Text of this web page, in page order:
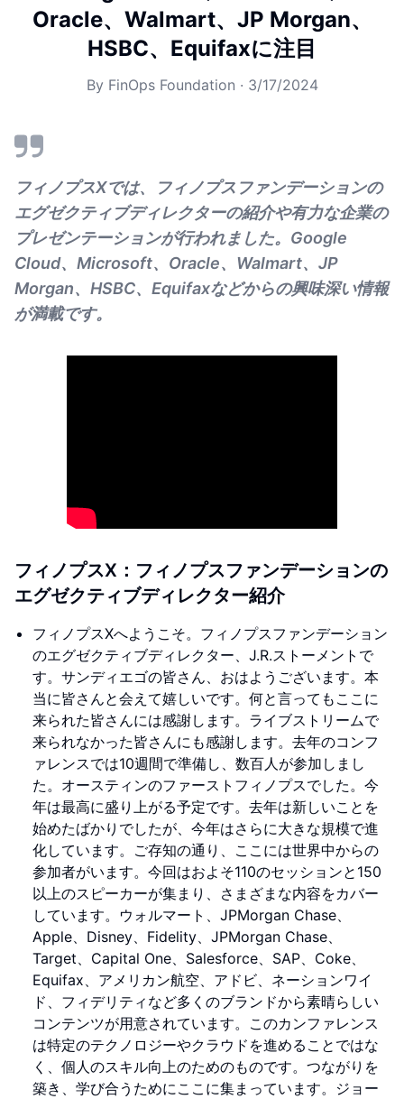
Oracle、Walmart、JP Morgan、
HSBC、Equifaxに注目
By FinOps Foundation · 3/17/2024
フィノプスXでは、フィノプスファンデーションの
エグゼクティブディレクターの紹介や有力な企業の
プレゼンテーションが行われました。Google
Cloud、Microsoft、Oracle、Walmart、JP
Morgan、HSBC、Equifaxなどからの興味深い情報
が満載です。
フィノプスX：フィノプスファンデーションの
エグゼクティブディレクター紹介
フィノプスXへようこそ。フィノプスファンデーション
のエグゼクティブディレクター、J.R.ストーメントで
す。サンディエゴの皆さん、おはようございます。本
当に皆さんと会えて嬉しいです。何と言ってもここに
来られた皆さんには感謝します。ライブストリームで
来られなかった皆さんにも感謝します。去年のコンフ
ァレンスでは10週間で準備し、数百人が参加しまし
た。オースティンのファーストフィノプスでした。今
年は最高に盛り上がる予定です。去年は新しいことを
始めたばかりでしたが、今年はさらに大きな規模で進
化しています。ご存知の通り、ここには世界中からの
参加者がいます。今回はおよそ110のセッションと150
以上のスピーカーが集まり、さまざまな内容をカバー
しています。ウォルマート、JPMorgan Chase、
Apple、Disney、Fidelity、JPMorgan Chase、
Target、Capital One、Salesforce、SAP、Coke、
Equifax、アメリカン航空、アドビ、ネーションワイ
ド、フィデリティなど多くのブランドから素晴らしい
コンテンツが用意されています。このカンファレンス
は特定のテクノロジーやクラウドを進めることではな
く、個人のスキル向上のためのものです。つながりを
築き、学び合うためにここに集まっています。ジョー